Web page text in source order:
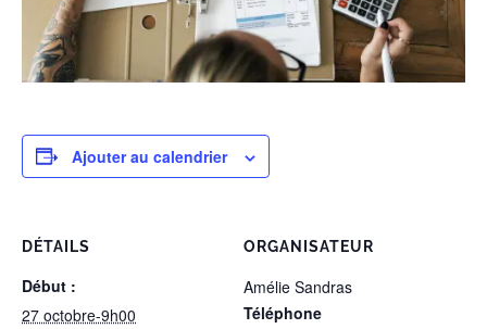
Ajouter au calendrier
DÉTAILS
Début :
27 octobre-9h00
ORGANISATEUR
Amélie Sandras
Téléphone